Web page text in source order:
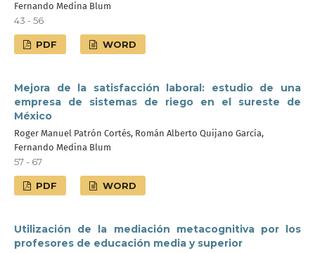
Fernando Medina Blum
43 - 56
PDF WORD
Mejora de la satisfacción laboral: estudio de una
empresa de sistemas de riego en el sureste de
México
Roger Manuel Patrón Cortés, Román Alberto Quijano García,
Fernando Medina Blum
57 - 67
PDF WORD
Utilización de la mediación metacognitiva por los
profesores de educación media y superior